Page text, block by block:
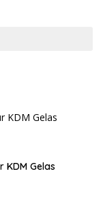
KDM Gelas